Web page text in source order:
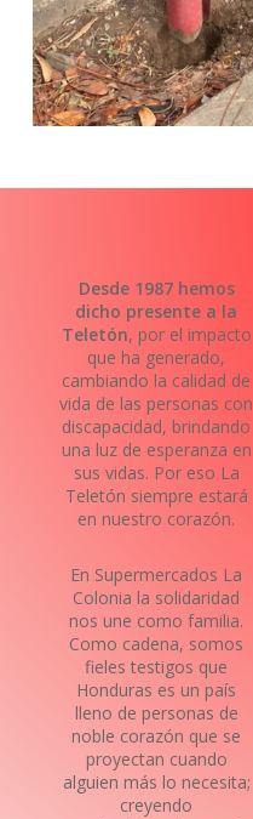
Desde 1987 hemos
dicho presente a la
Teletón, por el impacto
que ha generado,
cambiando la calidad de
vida de las personas con
discapacidad, brindando
una luz de esperanza en
sus vidas. Por eso La
Teletón siempre estará
en nuestro corazón.
En Supermercados La
Colonia la solidaridad
nos une como familia.
Como cadena, somos
fieles testigos que
Honduras es un país
lleno de personas de
noble corazón que se
proyectan cuando
alguien más lo necesita;
creyendo